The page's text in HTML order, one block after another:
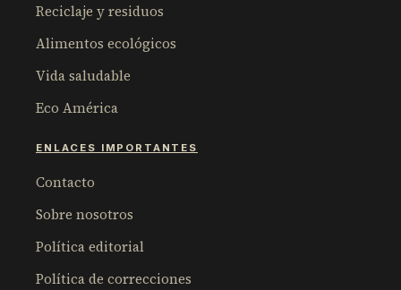
Reciclaje y residuos
Alimentos ecológicos
Vida saludable
Eco América
ENLACES IMPORTANTES
Contacto
Sobre nosotros
Política editorial
Política de correcciones